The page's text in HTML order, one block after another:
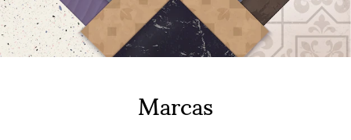
Marcas